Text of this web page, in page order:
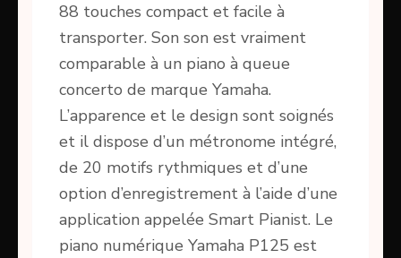
88 touches compact et facile à
transporter. Son son est vraiment
comparable à un piano à queue
concerto de marque Yamaha.
L’apparence et le design sont soignés
et il dispose d’un métronome intégré,
de 20 motifs rythmiques et d’une
option d’enregistrement à l’aide d’une
application appelée Smart Pianist. Le
piano numérique Yamaha P125 est